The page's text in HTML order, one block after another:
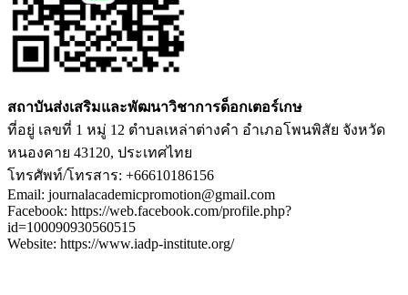
สถาบันส่งเสริมและพัฒนาวิชาการด็อกเตอร์เกษ
ที่อยู่ เลขที่ 1 หมู่ 12 ตำบลเหล่าต่างคำ อำเภอโพนพิสัย จังหวัด
หนองคาย 43120, ประเทศไทย
โทรศัพท์/โทรสาร: +66610186156
Email: journalacademicpromotion@gmail.com
Facebook: https://web.facebook.com/profile.php?
id=100090930560515
Website: https://www.iadp-institute.org/